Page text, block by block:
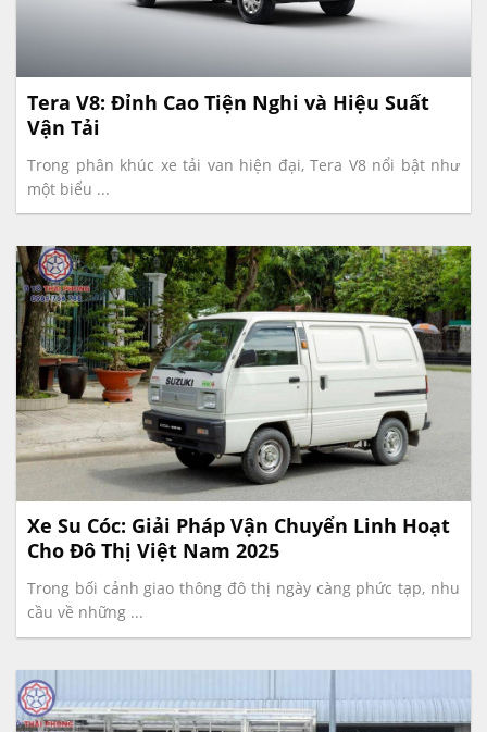
Tera V8: Đỉnh Cao Tiện Nghi và Hiệu Suất
Vận Tải
Trong phân khúc xe tải van hiện đại, Tera V8 nổi bật như
một biểu ...
Xe Su Cóc: Giải Pháp Vận Chuyển Linh Hoạt
Cho Đô Thị Việt Nam 2025
Trong bối cảnh giao thông đô thị ngày càng phức tạp, nhu
cầu về những ...